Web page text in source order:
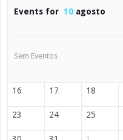
Events for 10 agosto
Sem Eventos
16 17 18
23 24 25